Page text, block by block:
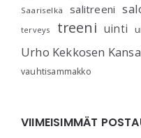
Saariselkä
salitreeni
terveys treeni uinti
Urho Kekkosen
vauhtisammakko
VIIMEISIMMÄT